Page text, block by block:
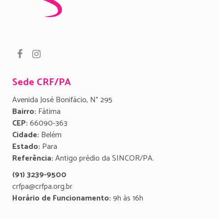
Sede CRF/PA
Avenida José Bonifácio, N° 295
Bairro: Fátima
CEP:66090-363
Cidade: Belém
Estado: Para
Referência:Antigo prédio da SINCOR/PA.
(91) 3239-9500
crfpa@crfpa.org.br
Horário de Funcionamento:9h às 16h